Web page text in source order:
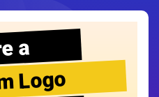
a
Logo